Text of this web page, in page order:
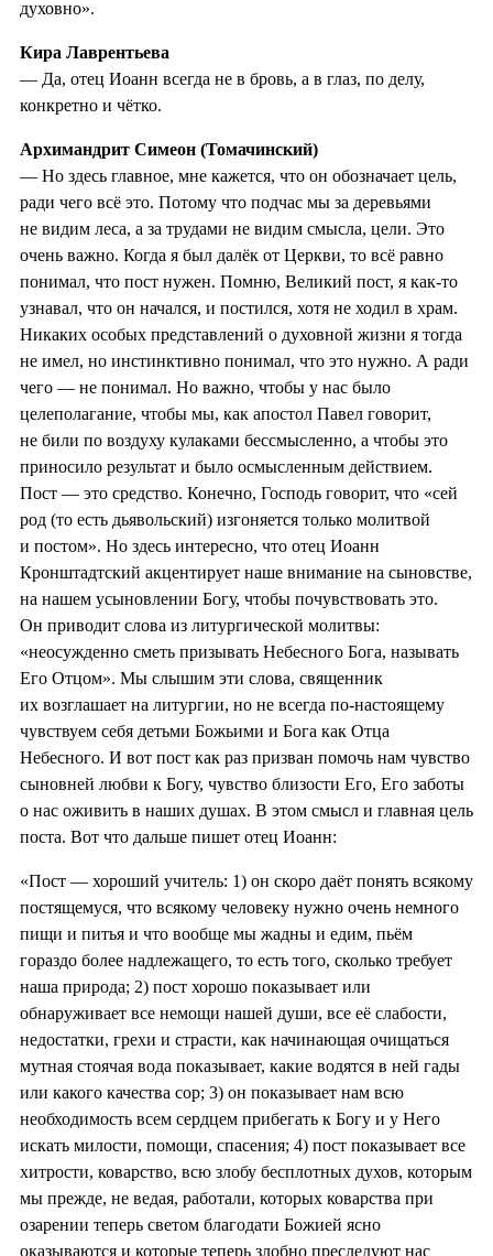
духовно».
Кира Лаврентьева
— Да, отец Иоанн всегда не в бровь, а в глаз, по делу,
конкретно и чётко.
Архимандрит Симеон (Томачинский)
— Но здесь главное, мне кажется, что он обозначает цель,
ради чего всё это. Потому что подчас мы за деревьями
не видим леса, а за трудами не видим смысла, цели. Это
очень важно. Когда я был далёк от Церкви, то всё равно
понимал, что пост нужен. Помню, Великий пост, я как‑то
узнавал, что он начался, и постился, хотя не ходил в храм.
Никаких особых представлений о духовной жизни я тогда
не имел, но инстинктивно понимал, что это нужно. А ради
чего — не понимал. Но важно, чтобы у нас было
целеполагание, чтобы мы, как апостол Павел говорит,
не били по воздуху кулаками бессмысленно, а чтобы это
приносило результат и было осмысленным действием.
Пост — это средство. Конечно, Господь говорит, что «сей
род (то есть дьявольский) изгоняется только молитвой
и постом». Но здесь интересно, что отец Иоанн
Кронштадтский акцентирует наше внимание на сыновстве,
на нашем усыновлении Богу, чтобы почувствовать это.
Он приводит слова из литургической молитвы:
«неосужденно сметь призывать Небесного Бога, называть
Его Отцом». Мы слышим эти слова, священник
их возглашает на литургии, но не всегда по‑настоящему
чувствуем себя детьми Божьими и Бога как Отца
Небесного. И вот пост как раз призван помочь нам чувство
сыновней любви к Богу, чувство близости Его, Его заботы
о нас оживить в наших душах. В этом смысл и главная цель
поста. Вот что дальше пишет отец Иоанн:
«Пост — хороший учитель: 1) он скоро даёт понять всякому
постящемуся, что всякому человеку нужно очень немного
пищи и питья и что вообще мы жадны и едим, пьём
гораздо более надлежащего, то есть того, сколько требует
наша природа; 2) пост хорошо показывает или
обнаруживает все немощи нашей души, все её слабости,
недостатки, грехи и страсти, как начинающая очищаться
мутная стоячая вода показывает, какие водятся в ней гады
или какого качества сор; 3) он показывает нам всю
необходимость всем сердцем прибегать к Богу и у Него
искать милости, помощи, спасения; 4) пост показывает все
хитрости, коварство, всю злобу бесплотных духов, которым
мы прежде, не ведая, работали, которых коварства при
озарении теперь светом благодати Божией ясно
оказываются и которые теперь злобно преследуют нас